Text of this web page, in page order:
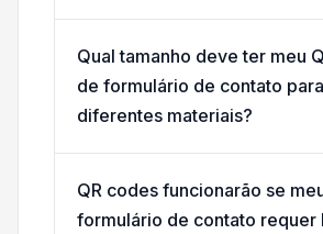
Qual tamanho deve ter meu
de formulário de contato para
diferentes materiais?
QR codes funcionarão se
formulário de contato requer